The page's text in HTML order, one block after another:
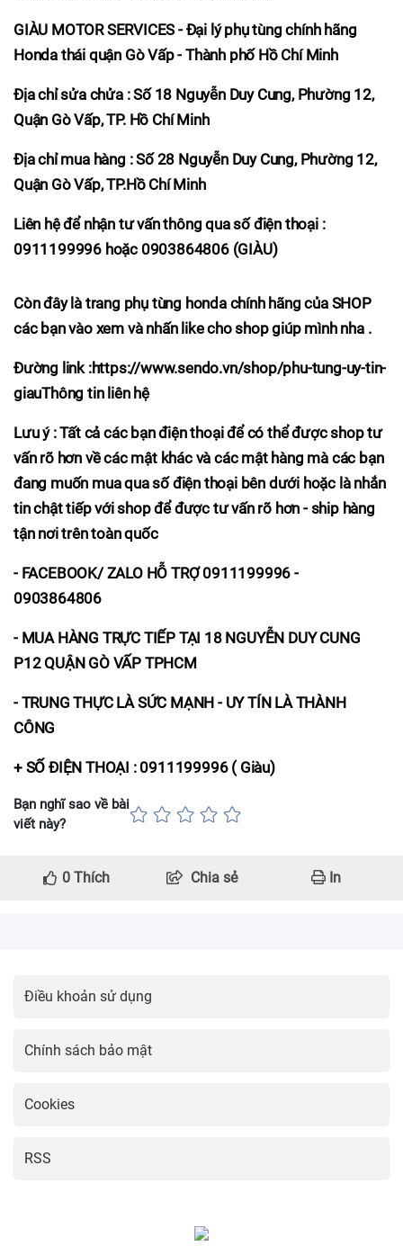
GIÀU MOTOR SERVICES - Đại lý phụ tùng chính hãng
Honda thái quận Gò Vấp - Thành phố Hồ Chí Minh
Địa chỉ sửa chửa : Số 18 Nguyễn Duy Cung, Phường 12,
Quận Gò Vấp, TP. Hồ Chí Minh
Địa chỉ mua hàng : Số 28 Nguyễn Duy Cung, Phường 12,
Quận Gò Vấp, TP.Hồ Chí Minh
Liên hệ để nhận tư vấn thông qua số điện thoại :
0911199996 hoặc 0903864806 (GIÀU)
Còn đây là trang phụ tùng honda chính hãng của SHOP
các bạn vào xem và nhấn like cho shop giúp mình nha .
Đường link :https://www.sendo.vn/shop/phu-tung-uy-tin-
giauThông tin liên hệ
Lưu ý : Tất cả các bạn điện thoại để có thể được shop tư
vấn rõ hơn về các mật khác và các mật hàng mà các bạn
đang muốn mua qua số điện thoại bên dưới hoặc là nhắn
tin chật tiếp với shop để được tư vấn rõ hơn - ship hàng
tận nơi trên toàn quốc
- FACEBOOK/ ZALO HỖ TRỢ 0911199996 -
0903864806
- MUA HÀNG TRỰC TIẾP TẠI 18 NGUYỄN DUY CUNG
P12 QUẬN GÒ VẤP TPHCM
- TRUNG THỰC LÀ SỨC MẠNH - UY TÍN LÀ THÀNH
CÔNG
+ SỐ ĐIỆN THOẠI : 0911199996 ( Giàu)
Bạn nghĩ sao về bài
viết này?
0 Thích Chia sẻ In
Điều khoản sử dụng
Chính sách bảo mật
Cookies
RSS